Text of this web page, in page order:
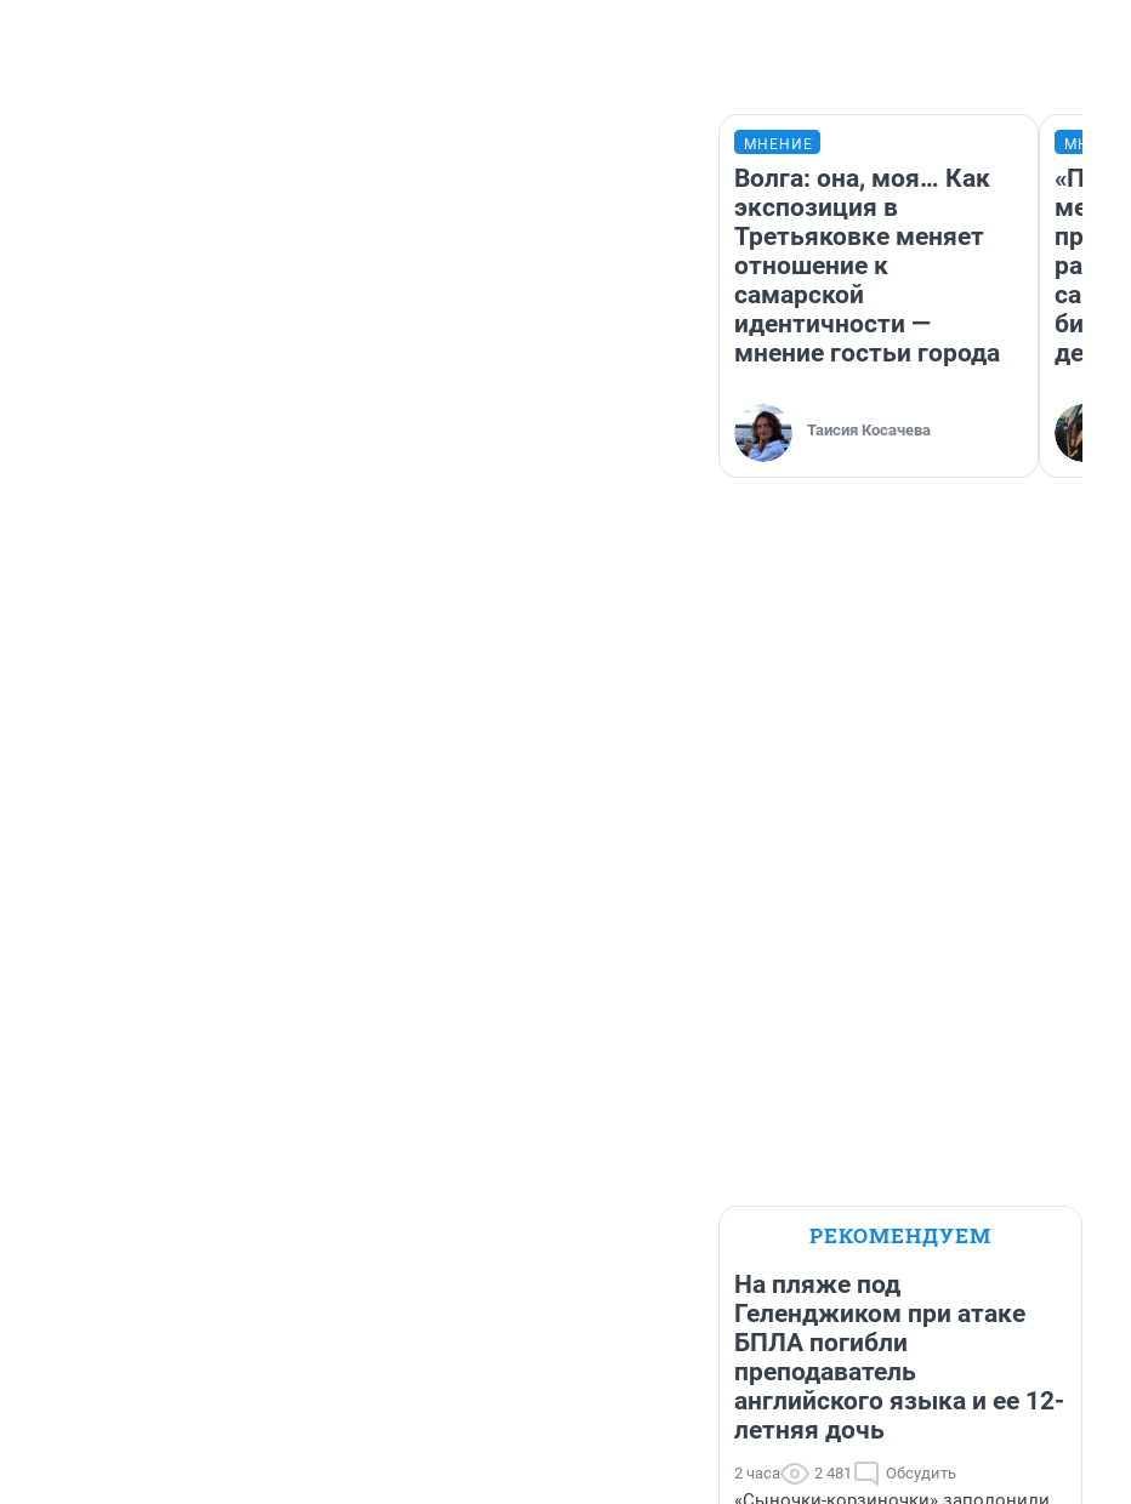
МНЕНИЕ
Волга: она, моя… Как
экспозиция в
Третьяковке меняет
отношение к
самарской
идентичности —
мнение гостьи города
Таисия Косачева
РЕКОМЕНДУЕМ
На пляже под
Геленджиком при атаке
БПЛА погибли
преподаватель
английского языка и ее 12-
летняя дочь
2 часа 2 481 Обсудить